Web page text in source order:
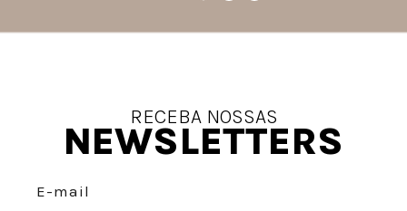
RECEBA NOSSAS
NEWSLETTERS